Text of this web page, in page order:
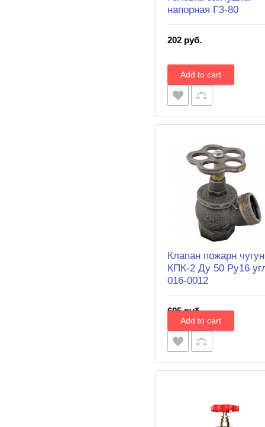
напорная ГЗ-80
202 руб.
Клапан пожарн чугун
КПК-2 Ду 50 Ру16
016-0012
695 руб.